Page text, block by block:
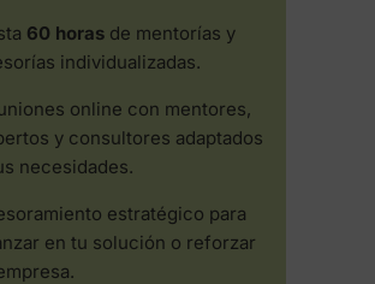
60 horasde mentorías y
individualizadas.
online con mentores,
y consultores adaptados
necesidades.
estratégico para
en tu solución o reforzar